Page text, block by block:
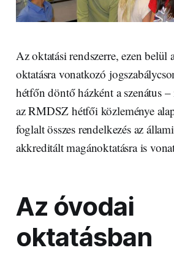
Az oktatási rendszerre, ezen belül
oktatásra vonatkozó
hétfőn döntő házként a szenátus
az RMDSZ hétfői közleménye
foglalt összes rendelkezés az
akkreditált magánoktatásra is
Az óvodai
oktatásban